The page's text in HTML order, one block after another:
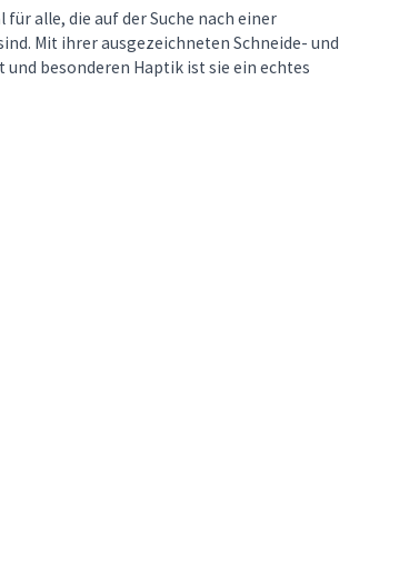
alle, die auf der Suche nach einer
Mit ihrer ausgezeichneten Schneide- und
besonderen Haptik ist sie ein echtes